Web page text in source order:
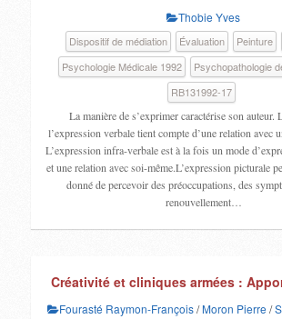
Thobie Yves
Dispositif de médiation Évaluation Peinture
Psychologie Médicale 1992
Psychopathologie
RB131992-17
La manière de s’exprimer caractérise son auteur.
l’expression verbale tient compte d’une relation avec
L’expression infra-verbale est à la fois un mode
et une relation avec soi-même.L’expression picturale
donné de percevoir des préoccupations, des
renouvellement…
Créativité et cliniques armées :
Fourasté Raymon-François/Moron Pierre /